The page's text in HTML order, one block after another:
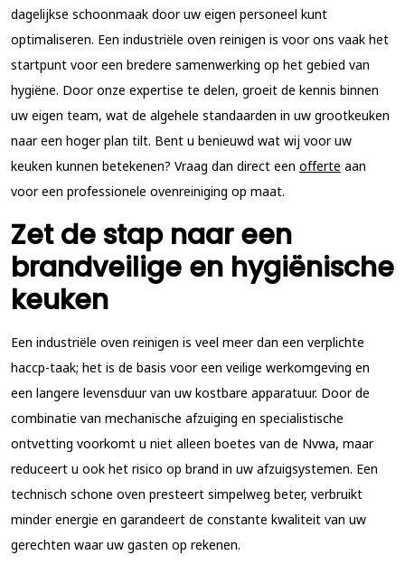
dagelijkse schoonmaak door uw eigen personeel kunt
optimaliseren. Een industriële oven reinigen is voor ons vaak het
startpunt voor een bredere samenwerking op het gebied van
hygiëne. Door onze expertise te delen, groeit de kennis binnen
uw eigen team, wat de algehele standaarden in uw grootkeuken
naar een hoger plan tilt. Bent u benieuwd wat wij voor uw
keuken kunnen betekenen? Vraag dan direct een offerte aan
voor een professionele ovenreiniging op maat.
Zet de stap naar een
brandveilige en hygiënische
keuken
Een industriële oven reinigen is veel meer dan een verplichte
haccp-taak; het is de basis voor een veilige werkomgeving en
een langere levensduur van uw kostbare apparatuur. Door de
combinatie van mechanische afzuiging en specialistische
ontvetting voorkomt u niet alleen boetes van de Nvwa, maar
reduceert u ook het risico op brand in uw afzuigsystemen. Een
technisch schone oven presteert simpelweg beter, verbruikt
minder energie en garandeert de constante kwaliteit van uw
gerechten waar uw gasten op rekenen.